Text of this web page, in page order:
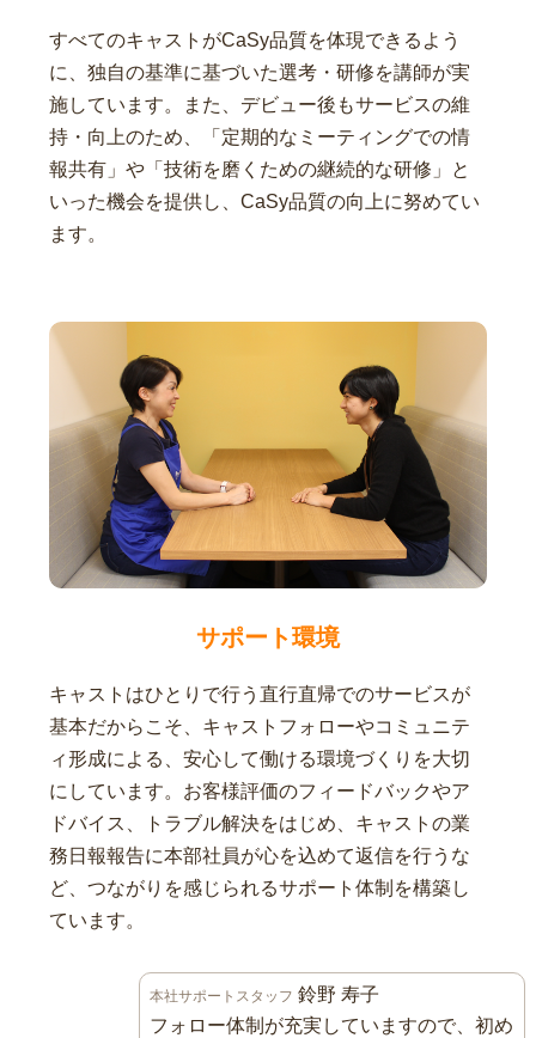
すべてのキャストがCaSy品質を体現できるよう
に、独自の基準に基づいた選考・研修を講師が実
施しています。また、デビュー後もサービスの維
持・向上のため、「定期的なミーティングでの情
報共有」や「技術を磨くための継続的な研修」と
いった機会を提供し、CaSy品質の向上に努めてい
ます。
サポート環境
キャストはひとりで行う直行直帰でのサービスが
基本だからこそ、キャストフォローやコミュニテ
ィ形成による、安心して働ける環境づくりを大切
にしています。お客様評価のフィードバックやア
ドバイス、トラブル解決をはじめ、キャストの業
務日報報告に本部社員が心を込めて返信を行うな
ど、つながりを感じられるサポート体制を構築し
ています。
本社サポートスタッフ 鈴野 寿子
フォロー体制が充実していますので、初め